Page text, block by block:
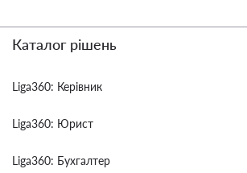
Каталог рішень
Liga360: Керівник
Liga360: Юрист
Liga360: Бухгалтер